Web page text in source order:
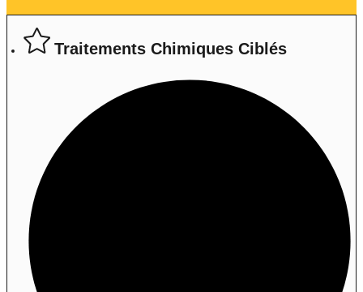
Traitements Chimiques Ciblés